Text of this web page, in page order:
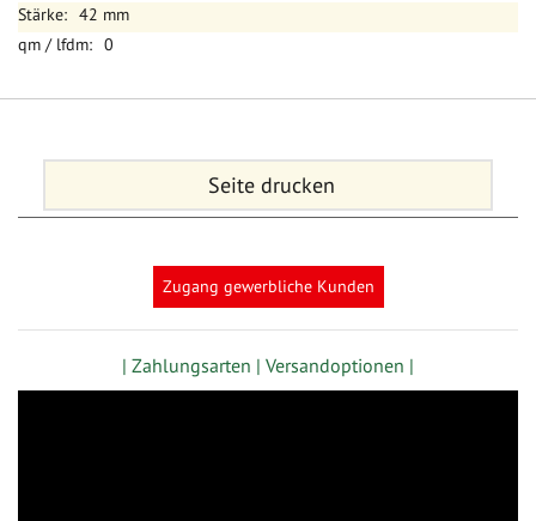
42 mm
0
Seite drucken
Zugang gewerbliche Kunden
| Zahlungsarten | Versandoptionen |